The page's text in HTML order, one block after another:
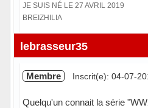
JE SUIS NÉ LE 27 AVRIL 2019
BREIZHILIA
Hors ligne
lebrasseur35
Membre Inscrit(e): 04-07-
Quelqu'un connait la série